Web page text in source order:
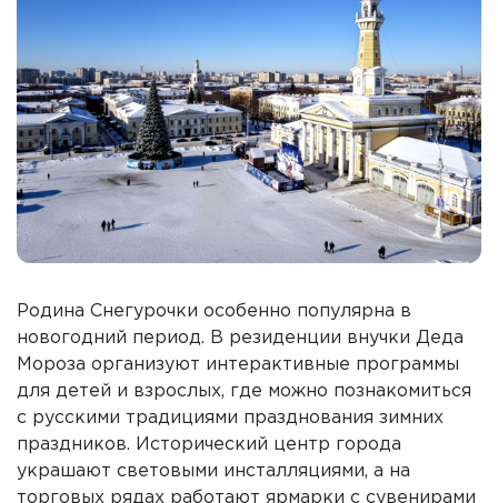
Родина Снегурочки особенно популярна в
новогодний период. В резиденции внучки Деда
Мороза организуют интерактивные программы
для детей и взрослых, где можно познакомиться
с русскими традициями празднования зимних
праздников. Исторический центр города
украшают световыми инсталляциями, а на
торговых рядах работают ярмарки с сувенирами